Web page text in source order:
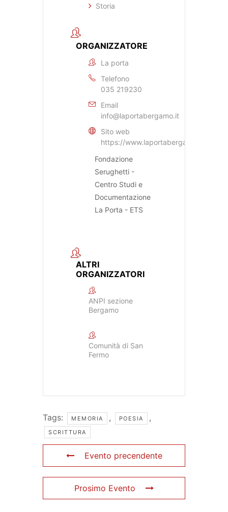
Storia
ORGANIZZATORE
La porta
Telefono
035 219230
Email
info@laportabergamo.it
Sito web
https://www.laportabergamo.it
Fondazione
Serughetti -
Centro Studi e
Documentazione
La Porta - ETS
ALTRI
ORGANIZZATORI
ANPI sezione
Bergamo
Comunità di San
Fermo
Tags: MEMORIA , POESIA ,
SCRITTURA
Evento precendente
Prosimo Evento